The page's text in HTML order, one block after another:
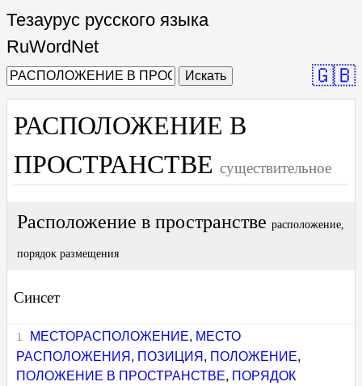
Тезаурус русского языка
RuWordNet
Искать 🇬🇧
РАСПОЛОЖЕНИЕ В
ПРОСТРАНСТВЕ существительное
Расположение в пространстве расположение,
порядок размещения
Синсет
МЕСТОРАСПОЛОЖЕНИЕ, МЕСТО
РАСПОЛОЖЕНИЯ , ПОЗИЦИЯ , ПОЛОЖЕНИЕ,
ПОЛОЖЕНИЕ В ПРОСТРАНСТВЕ, ПОРЯДОК